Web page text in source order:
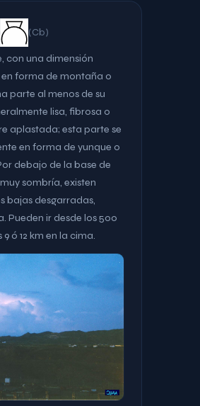
(Cb)
con una dimensión
forma de montaña o
parte al menos de su
lisa, fibrosa o
aplastada; esta parte se
en forma de yunque o
debajo de la base de
sombría, existen
bajas desgarradas,
Pueden ir desde los 500
ó 12 km en la cima.